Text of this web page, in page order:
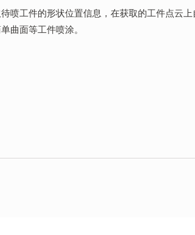
喷工件的形状位置信息，在获取的工件点云
曲面等工件喷涂。